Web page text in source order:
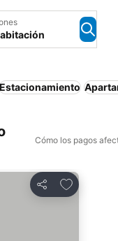
Estacionamiento
Cómo los pagos
Compartir
Agregar a